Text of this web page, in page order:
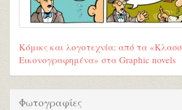
Κόμικς και λογοτεχνία: από τα
Εικονογραφημένα» στα Graphic novels
Φωτογραφίες